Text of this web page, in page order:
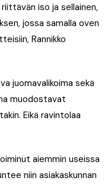
iso ja sellainen,
jossa samalla oven
Rannikko
juomavalikoima sekä
muodostavat
Eikä ravintolaa
aiemmin useissa
niin asiakaskunnan